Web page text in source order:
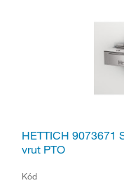
HETTICH 9073671
vrut PTO
Kód